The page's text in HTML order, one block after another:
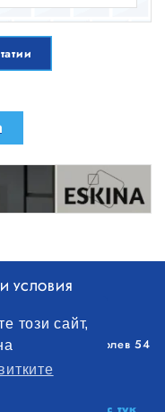
този сайт,
УСЛОВИЯ
бул. Генерал Колев 54